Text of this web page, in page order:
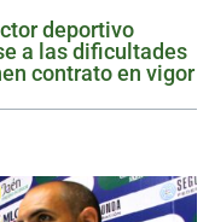
deportivo
a las dificultades
contrato en vigor